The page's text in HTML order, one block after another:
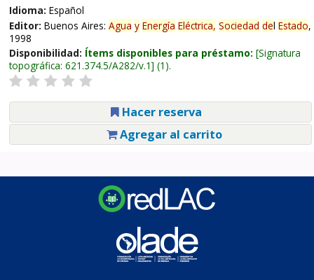
Idioma: Español
Editor: Buenos Aires: Agua y Energía Eléctrica, Sociedad del Estado,
1998
Disponibilidad: Ítems disponibles para préstamo: Signatura
topográfica: 621.374.5/A282/v.1 (1).
Hacer reserva
Agregar al carrito